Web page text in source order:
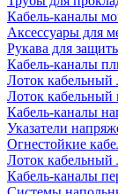
Кабель-каналы
Аксессуары для
Рукава для
Кабель-каналы
Лоток кабельный
Лоток кабельный
Кабель-каналы
Указатели
Огнестойкие
Лоток кабельный
Кабель-каналы